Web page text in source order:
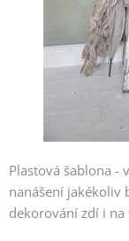
Plastová šablona -
nanášení jakékoliv
dekorování zdí i